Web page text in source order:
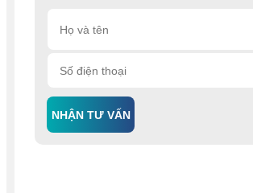
NHẬN TƯ VẤN